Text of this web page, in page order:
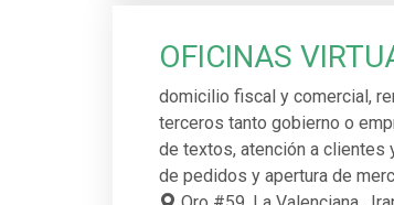
OFICINAS
domicilio fiscal y comercial,
terceros tanto gobierno o
de textos, atención a clientes
de pedidos y apertura de